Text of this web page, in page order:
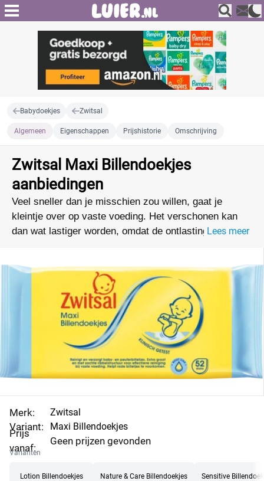
Babydoekjes Zwitsal
Algemeen Eigenschappen Prijshistorie Omschrijving
Zwitsal Maxi Billendoekjes
aanbiedingen
Veel sneller dan je misschien zou willen, gaat je
kleintje over op vaste voeding. Het verschonen kan
dan wat lastiger worden, omdat de ontlasting
probleem, want de zachte ribbelstructuur zorgt voor
meer grip en een effectieve reiniging.
Vergelijk de
aanbiedingen van de billendoekjes, vind de laagste
prijs per doekje en profiteer.
Lees meer
Merk:
Variant:
Prijs
vanaf:
Zwitsal
Maxi Billendoekjes
Geen prijzen gevonden
Varianten
Lotion Billendoekjes
Nature & Care Billendoekjes
Sensitive